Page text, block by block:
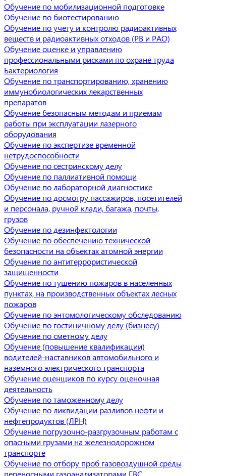
Обучение по мобилизационной подготовке
Обучение по биотестированию
Обучение по учету и контролю радиоактивных
веществ и радиоактивных отходов (РВ и РАО)
Обучение оценке и управлению
профессиональными рисками по охране труда
Бактериология
Обучение по транспортированию, хранению
иммунобиологических лекарственных
препаратов
Обучение безопасным методам и приемам
работы при эксплуатации лазерного
оборудования
Обучение по экспертизе временной
нетрудоспособности
Обучение по сестринскому делу
Обучение по паллиативной помощи
Обучение по лабораторной диагностике
Обучение по досмотру пассажиров, посетителей
и персонала, ручной клади, багажа, почты,
грузов
Обучение по дезинфектологии
Обучение по обеспечению технической
безопасности на объектах атомной энергии
Обучение по антитеррористической
защищенности
Обучение по тушению пожаров в населенных
пунктах, на производственных объектах лесных
пожаров
Обучение по энтомологическому обследованию
Обучение по гостиничному делу (бизнесу)
Обучение по сметному делу
Обучение (повышение квалификации)
водителей-наставников автомобильного и
наземного электрического транспорта
Обучение оценщиков по курсу оценочная
деятельность
Обучение по таможенному делу
Обучение по ликвидации разливов нефти и
нефтепродуктов (ЛРН)
Обучение погрузочно-разгрузочным работам с
опасными грузами на железнодорожном
транспорте
Обучение по отбору проб газовоздушной среды
переносными газоанализаторами ГВС